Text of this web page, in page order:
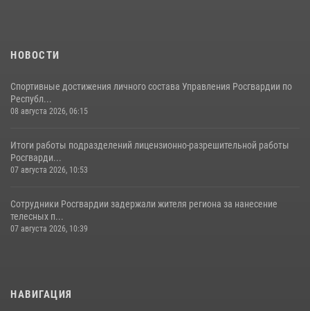
НОВОСТИ
Спортивные достижения личного состава Управления Росгвардии по
Республ...
08 августа 2026, 06:15
Итоги работы подразделений лицензионно-разрешительной работы
Росгварди...
07 августа 2026, 10:53
Сотрудники Росгвардии задержали жителя региона за нанесение
телесных п...
07 августа 2026, 10:39
НАВИГАЦИЯ